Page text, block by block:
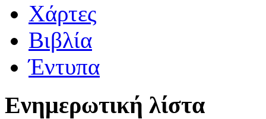
Χάρτες
Βιβλία
Έντυπα
Ενημερωτική λίστα